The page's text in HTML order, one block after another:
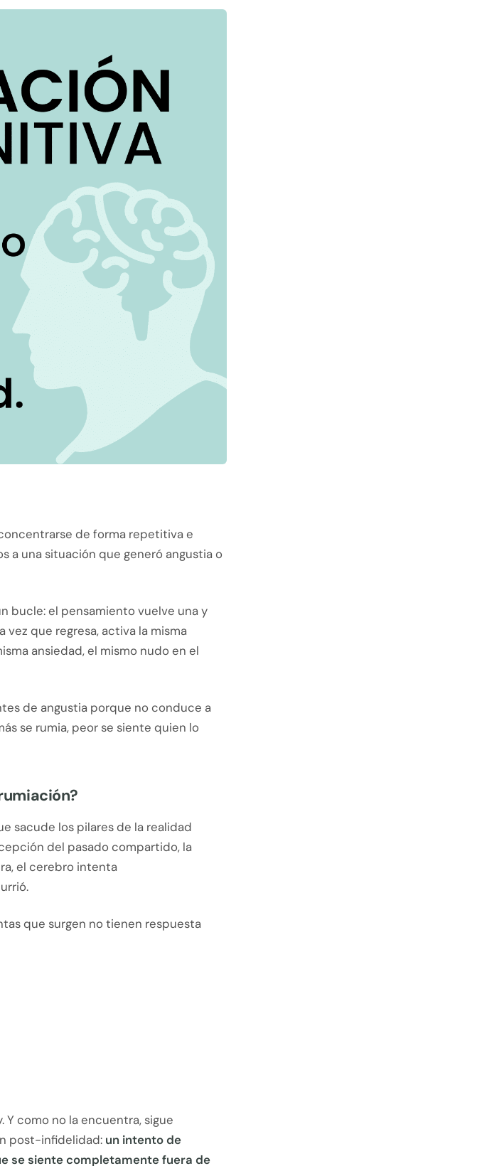
de forma repetitiva e
a una situación que generó angustia o
bucle: el pensamiento vuelve una y
vez que regresa, activa la misma
ansiedad, el mismo nudo en el
de angustia porque no conduce a
se rumia, peor se siente quien lo
sacude los pilares de la realidad
del pasado compartido, la
el cerebro intenta
que surgen no tienen respuesta
como no la encuentra, sigue
post-infidelidad: un intento de
se siente completamente fuera de